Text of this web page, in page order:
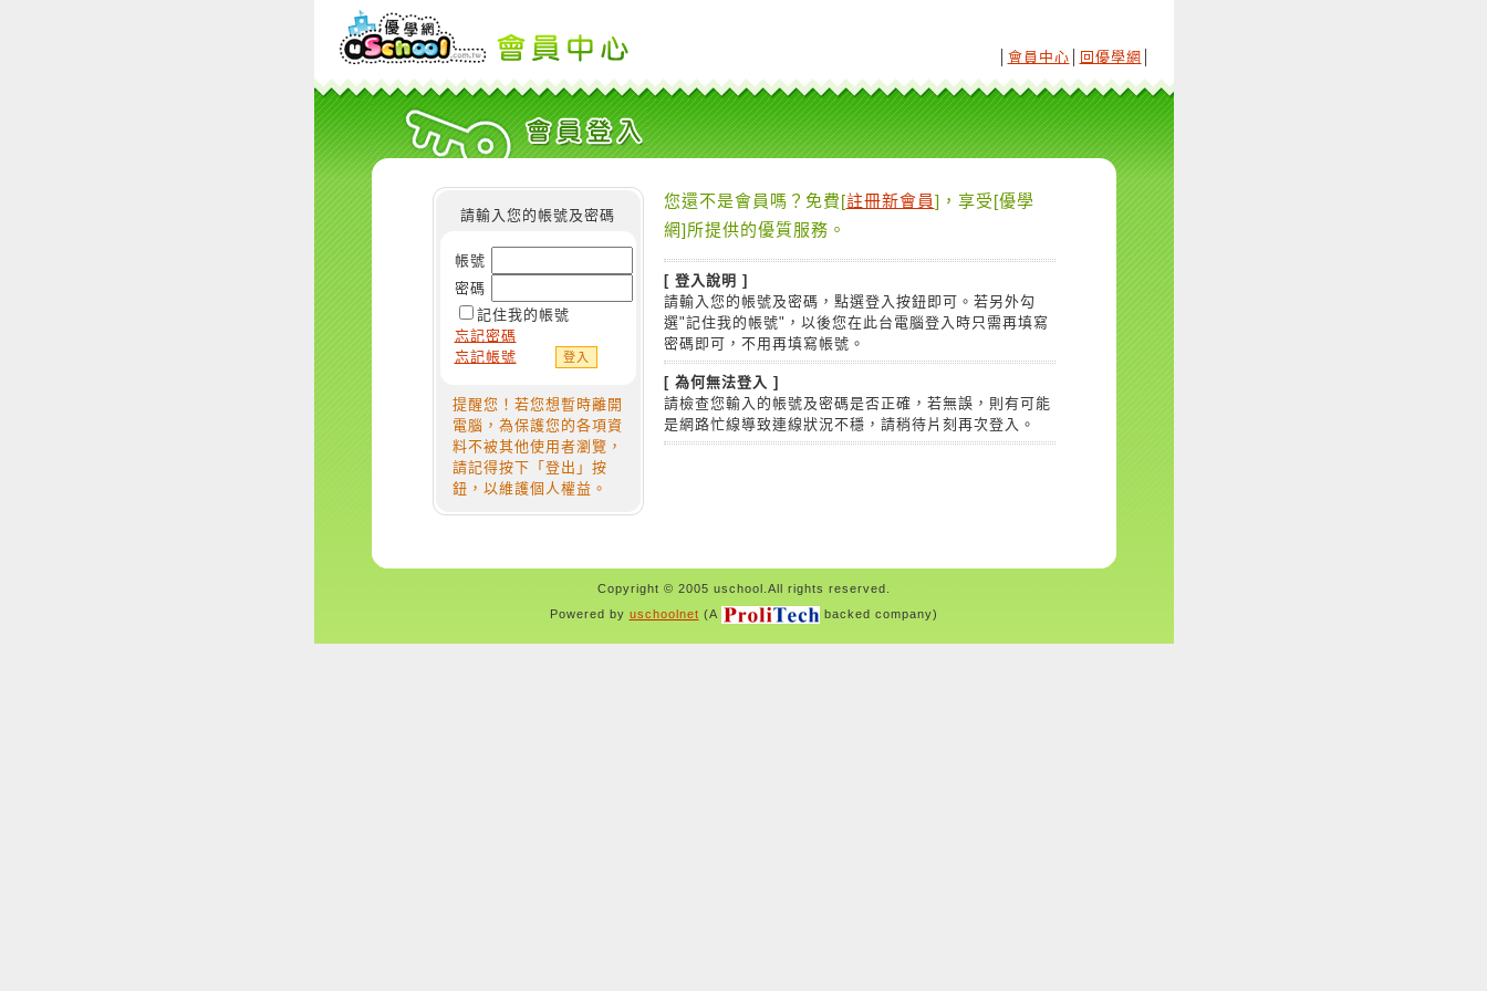
會員中心 回優學網
請輸入您的帳號及密碼
帳號
密碼
記住我的帳號
忘記密碼
忘記帳號
提醒您！若您想暫時離開
電腦，為保護您的各項資
料不被其他使用者瀏覽，
請記得按下「登出」按
鈕，以維護個人權益。
您還不是會員嗎？免費[註冊新會員]，享受[優學
網]所提供的優質服務。
[ 登入說明 ]
請輸入您的帳號及密碼，點選登入按鈕即可。若另外勾
選"記住我的帳號"，以後您在此台電腦登入時只需再填寫
密碼即可，不用再填寫帳號。
[ 為何無法登入 ]
請檢查您輸入的帳號及密碼是否正確，若無誤，則有可能
是網路忙線導致連線狀況不穩，請稍待片刻再次登入。
Copyright © 2005 uschool.All rights reserved.
Powered by uschoolnet (A backed company)